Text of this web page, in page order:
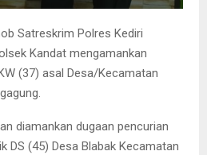
Satreskrim Polres Kediri
Kandat mengamankan
(37) asal Desa/Kecamatan
diamankan dugaan pencurian
DS (45) Desa Blabak Kecamatan